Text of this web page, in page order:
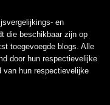
en
die beschikbaar zijn op
toegevoegde blogs. Alle
door hun respectievelijke
van hun respectievelijke